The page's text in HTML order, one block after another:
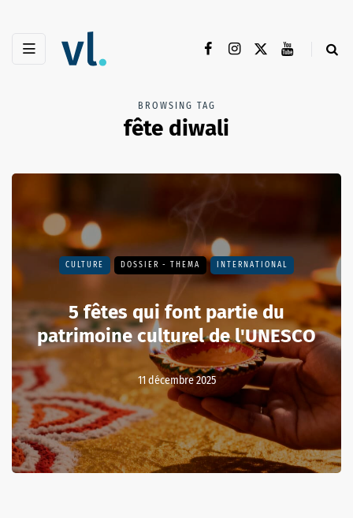
BROWSING TAG
fête diwali
CULTURE DOSSIER - THEMA INTERNATIONAL
5 fêtes qui font partie du
patrimoine culturel de l'UNESCO
11 décembre 2025